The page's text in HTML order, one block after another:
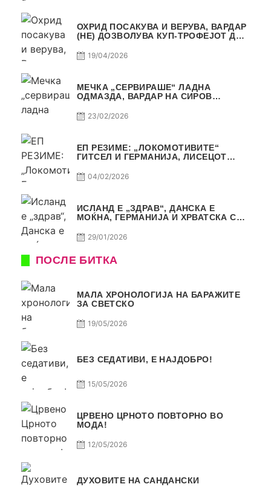
ОХРИД ПОСАКУВА И ВЕРУВА, ВАРДАР
(НЕ) ДОЗВОЛУВА КУП-ТРОФЕЈОТ ДА
19/04/2026
МЕЧКА „СЕРВИРАШЕ“ ЛАДНА
ОДМАЗДА, ВАРДАР НА СИРОВ
АВТОКОМАНДА
23/02/2026
ЕП РЕЗИМЕ: „ЛОКОМОТИВИТЕ“
ГИТСЕЛ И ГЕРМАНИЈА, ЛИСЕЦОТ
04/02/2026
ИСЛАНД Е „ЗДРАВ“, ДАНСКА Е
МОЌНА, ГЕРМАНИЈА И ХРВАТСКА СЕ
29/01/2026
ПОСЛЕ БИТКА
МАЛА ХРОНОЛОГИЈА НА БАРАЖИТЕ
ЗА СВЕТСКО
19/05/2026
БЕЗ СЕДАТИВИ, Е НАЈДОБРО!
15/05/2026
ЦРВЕНО ЦРНОТО ПОВТОРНО ВО
МОДА!
12/05/2026
ДУХОВИТЕ НА САНДАНСКИ